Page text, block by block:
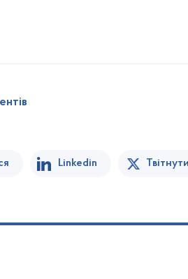
Linkedin Твітнути